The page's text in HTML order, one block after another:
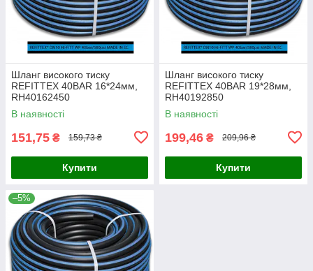
Шланг високого тиску
REFITTEX 40BAR 16*24мм,
RH40162450
В наявності
151,75 ₴ 159,73 ₴
Купити
Шланг високого тиску
REFITTEX 40BAR 19*28мм,
RH40192850
В наявності
199,46 ₴ 209,96 ₴
Купити
–5%